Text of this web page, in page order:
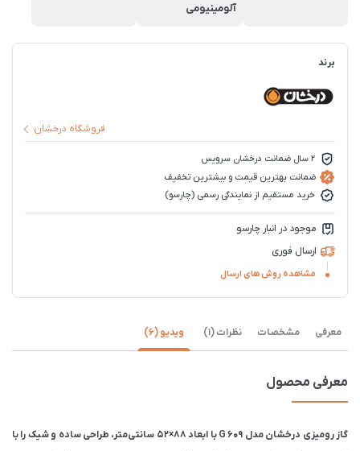
آلومینیومی
برند
فروشگاه درخشان
2 سال ضمانت درخشان سرویس
ضمانت بهترین قیمت و بیشترین تخفیف
خرید مستقیم از نمایندگی رسمی (چارسو)
موجود در انبار چارسو
ارسال فوری
مشاهده روش های ارسال
معرفی مشخصات نظرات (1) ویدیو (6)
معرفی محصول
گاز رومیزی درخشان مدل G 609 با ابعاد 88×52 سانتی‌متر، طراحی ساده و شیک را با